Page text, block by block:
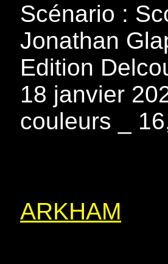
Scénario :
Jonathan
Edition
18 janvier
couleurs _
ARKHAM